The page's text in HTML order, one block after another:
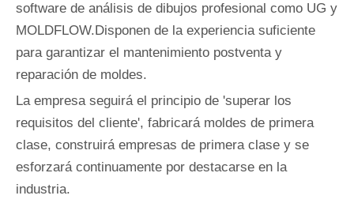
software de análisis de dibujos profesional como UG y
MOLDFLOW.Disponen de la experiencia suficiente
para garantizar el mantenimiento postventa y
reparación de moldes.
La empresa seguirá el principio de 'superar los
requisitos del cliente', fabricará moldes de primera
clase, construirá empresas de primera clase y se
esforzará continuamente por destacarse en la
industria.